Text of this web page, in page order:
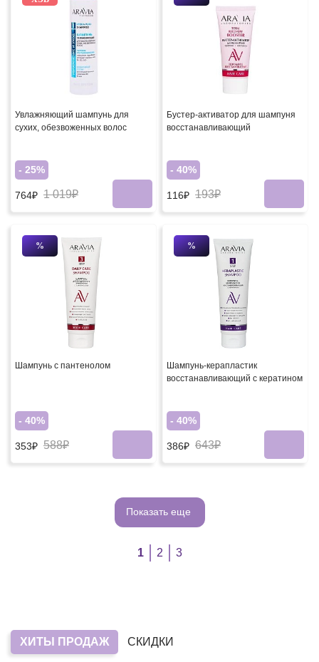
Увлажняющий шампунь для
сухих, обезвоженных волос
- 25%
764₽ 1 019₽
Бустер-активатор для шампуня
восстанавливающий
- 40%
116₽ 193₽
%
Шампунь с пантенолом
- 40%
353₽ 588₽
%
Шампунь-керапластик
восстанавливающий с кератином
- 40%
386₽ 643₽
Показать еще
1 2 3
ХИТЫ ПРОДАЖ СКИДКИ